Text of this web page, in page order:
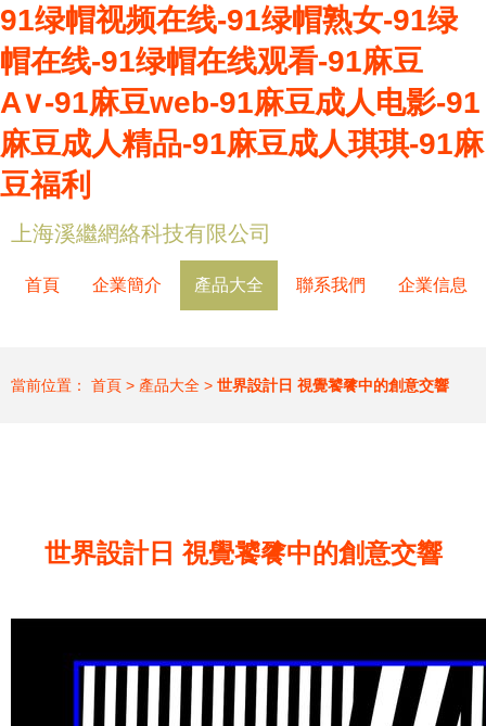
91绿帽视频在线-91绿帽熟女-91绿
帽在线-91绿帽在线观看-91麻豆
A∨-91麻豆web-91麻豆成人电影-91
麻豆成人精品-91麻豆成人琪琪-91麻
豆福利
上海溪繼網絡科技有限公司
首頁 企業簡介 產品大全 聯系我們 企業信息
當前位置： 首頁 > 產品大全 > 世界設計日 視覺饕餮中的創意交響
世界設計日 視覺饕餮中的創意交響